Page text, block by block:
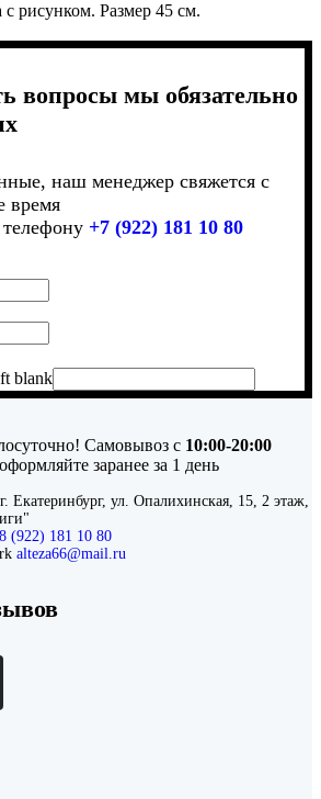
рисунком. Размер 45 см.
вопросы мы обязательно
наш менеджер свяжется с
время
+7 (922) 181 10 80
blank
Самовывоз с 10:00-20:00
заранее за 1 день
г. Екатеринбург, ул. Опалихинская, 15, 2 этаж,
8 (922) 181 10 80
alteza66@mail.ru